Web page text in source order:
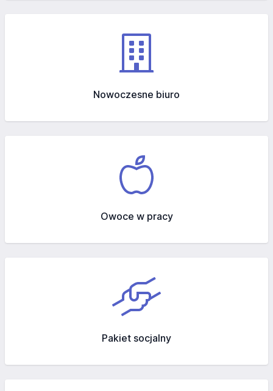
Nowoczesne biuro
Owoce w pracy
Pakiet socjalny